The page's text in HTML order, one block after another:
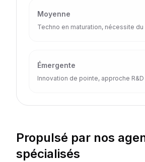
Moyenne
Techno en maturation, nécessite
Émergente
Innovation de pointe, approche R&D
Propulsé par nos
spécialisés